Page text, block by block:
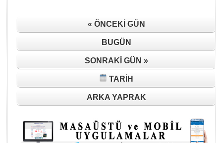
« ÖNCEKI GÜN
BUGÜN
SONRAKI GÜN »
TARIH
ARKA YAPRAK